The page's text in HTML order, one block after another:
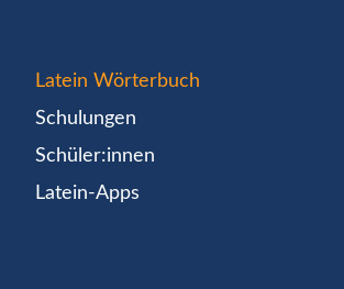
Latein Wörterbuch
Schulungen
Schüler:innen
Latein-Apps